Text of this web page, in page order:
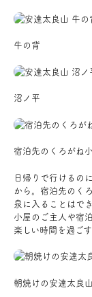
お問い合
資料請求
オンライ
お電話
牛の背
沼ノ平
宿泊先のくろがね
日帰りで行けるの
から。宿泊先のく
泉に入ることはで
小屋のご主人や宿
楽しい時間を過ご
朝焼けの安達太良山